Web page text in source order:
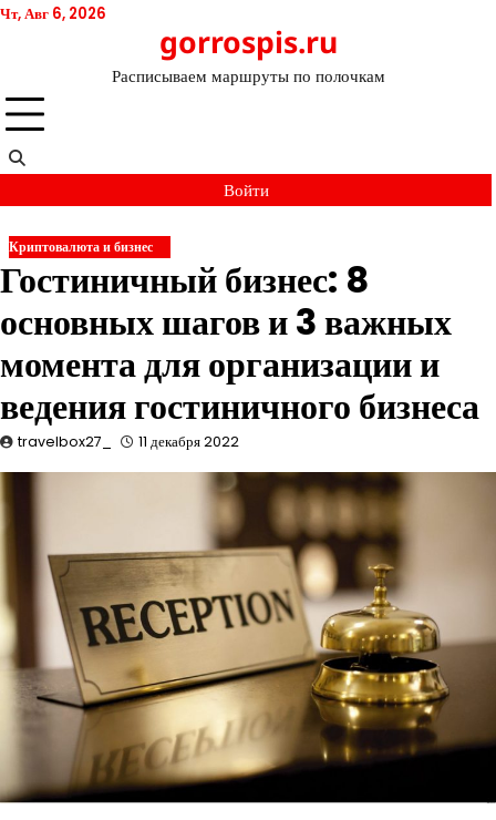
Перейти
Чт, Авг 6, 2026
gorrospis.ru
Расписываем маршруты по полочкам
Войти
Криптовалюта и бизнес
Гостиничный бизнес: 8
основных шагов и 3 важных
момента для организации и
ведения гостиничного бизнеса
travelbox27_ 11 декабря 2022